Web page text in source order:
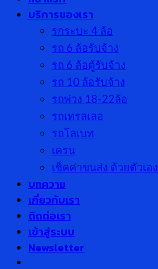
บริการของเรา
รกระบะ 4 ล้อ
รถ 6 ล้อรับจ้าง
รถ 6 ล้อตู้รับจ้าง
รถ 10 ล้อรับจ้าง
รถพ่วง 18-22ล้อ
รถเทรลเลอ
รถโลเบท
เครน
เช็คค่าขนส่ง ด้วยตัวเอง
บทความ
เกี่ยวกับเรา
ติดต่อเรา
เข้าสู่ระบบ
Newsletter